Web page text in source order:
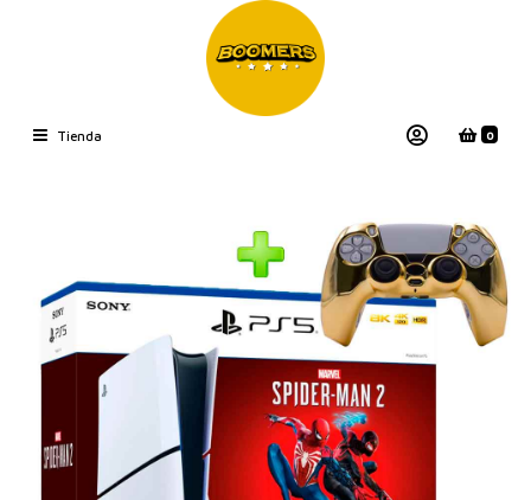
Tienda 0